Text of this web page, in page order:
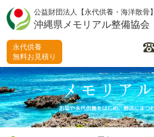
公益財団法人【永代供養・海洋散骨】
沖縄県メモリアル整備協会
永代供養
無料お見積り